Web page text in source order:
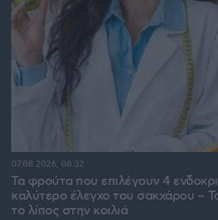
Τα φρούτα που επιλέγουν 4
καλύτερο έλεγχο του σακχάρου –
το λίπος στην κοιλιά
07.08.2026, 08:32